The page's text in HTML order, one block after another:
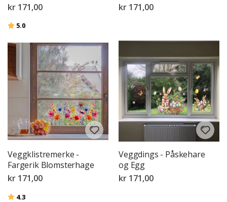
kr 171,00
Karakter:
5.0
kr 171,00
Veggklistremerke -
Fargerik Blomsterhage
kr 171,00
Karakter:
4.3
Veggdings - Påskehare
og Egg
kr 171,00